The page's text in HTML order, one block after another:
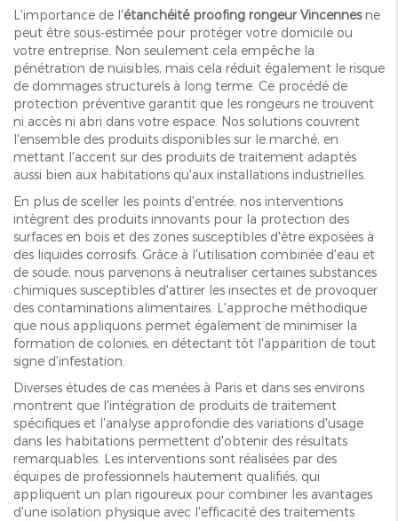
L'importance de l'étanchéité proofing rongeur Vincennesne
peut être sous-estimée pour protéger votre domicile ou
votre entreprise. Non seulement cela empêche la
pénétration de nuisibles, mais cela réduit également le risque
de dommages structurels à long terme. Ce procédé de
protection préventive garantit que les rongeurs ne trouvent
ni accès ni abri dans votre espace. Nos solutions couvrent
l'ensemble des produits disponibles sur le marché, en
mettant l'accent sur des produits de traitement adaptés
aussi bien aux habitations qu'aux installations industrielles.
En plus de sceller les points d'entrée, nos interventions
intègrent des produits innovants pour la protection des
surfaces en bois et des zones susceptibles d'être exposées à
des liquides corrosifs. Grâce à l'utilisation combinée d'eau et
de soude, nous parvenons à neutraliser certaines substances
chimiques susceptibles d'attirer les insectes et de provoquer
des contaminations alimentaires. L'approche méthodique
que nous appliquons permet également de minimiser la
formation de colonies, en détectant tôt l'apparition de tout
signe d'infestation.
Diverses études de cas menées à Paris et dans ses environs
montrent que l'intégration de produits de traitement
spécifiques et l'analyse approfondie des variations d'usage
dans les habitations permettent d'obtenir des résultats
remarquables. Les interventions sont réalisées par des
équipes de professionnels hautement qualifiés, qui
appliquent un plan rigoureux pour combiner les avantages
d'une isolation physique avec l'efficacité des traitements